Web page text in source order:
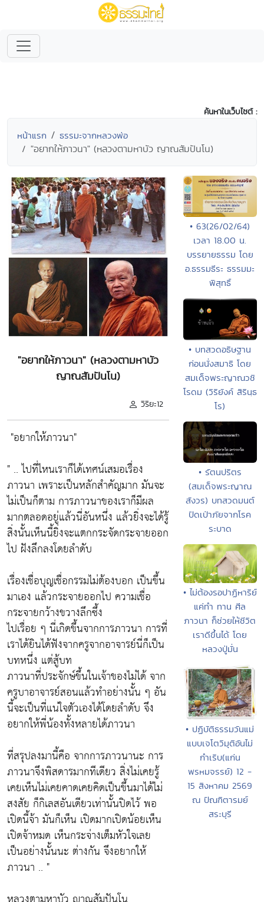
ค้นหาในเว็บไซต์ :
หน้าแรก ธรรมะจากหลวงพ่อ
"อยากให้ภาวนา" (หลวงตามหาบัว ญาณสัมปันโน)
"อยากให้ภาวนา" (หลวงตามหาบัว
ญาณสัมปันโน)
วิริยะ12
"อยากให้ภาวนา"
" .. ไปที่ไหนเราก็ได้เทศน์เสมอเรื่อง
ภาวนา เพราะเป็นหลักสำคัญมาก มันจะ
ไม่เป็นก็ตาม การภาวนาของเราก็มีผล
มากตลอดอยู่แล้วนี่อันหนึ่ง แล้วยิ่งจะได้รู้
สิ่งนั้นเห็นนี้ยิ่งจะแตกกระจัดกระจายออก
ไป ฝังลึกลงโดยลำดับ
เรื่องเชื่อบุญเชื่อกรรมไม่ต้องบอก เป็นขึ้น
มาเอง แล้วกระจายออกไป ความเชื่อ
กระจายกว้างขวางลึกซึ้ง
ไปเรื่อย ๆ นี่เกิดขึ้นจากการภาวนา การที่
เราได้ยินได้ฟังจากครูจากอาจารย์นี่ก็เป็น
บทหนึ่ง แต่สู้บท
ภาวนาที่ประจักษ์ขึ้นในเจ้าของไม่ได้ จาก
ครูบาอาจารย์สอนแล้วทำอย่างนั้น ๆ อัน
นี้จะเป็นที่แน่ใจตัวเองได้โดยลำดับ จึง
อยากให้พี่น้องทั้งหลายได้ภาวนา
ที่สรุปลงมานี้คือ จากการภาวนานะ การ
ภาวนาจึงพิสดารมากทีเดียว สิ่งไม่เคยรู้
เคยเห็นไม่เคยคาดเคยคิดเป็นขึ้นมาได้ไม่
สงสัย ก็กิเลสอันเดียวเท่านั้นปิดไว้ พอ
เปิดนี้จ้า มันก็เห็น เปิดมากเปิดน้อยเห็น
เปิดจ้าหมด เห็นกระจ่างเต็มหัวใจเลย
เป็นอย่างนั้นนะ ต่างกัน จึงอยากให้
ภาวนา .. "
• 63(26/02/64)
เวลา 18.00 น.
บรรยายธรรม โดย
อ.ธรรมธีระ ธรรมมะ
พิสุทธิ์
• บทสวดอธิษฐาน
ก่อนนั่งสมาธิ โดย
สมเด็จพระญาณวชิ
โรดม (วิริยังค์ สิรินฺธ
โร)
• รัตนปริตร
(สมเด็จพระญาณ
สังวร) บทสวดมนต์
ปัดเป่าภัยจากโรค
ระบาด
• ไม่ต้องรอปาฏิหาริย์
แค่ทำ ทาน ศีล
ภาวนา ก็ช่วยให้ชีวิต
เราดีขึ้นได้ โดย
หลวงปู่มั่น
• ปฏิบัติธรรมวันแม่
แบบเจโตวิมุติอันไม่
กำเริบ(แก่น
พรหมจรรย์) 12 -
15 สิงหาคม 2569
ณ ปัณฑิตารมย์
สระบุรี